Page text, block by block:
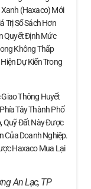
Xanh (Haxaco) Mới
Trị Sổ Sách Hơn
Quyết Định Mức
Không Thấp
Dự Kiến Trong
Thông Huyết
Tây Thành Phố
Quỹ Đất Này Được
Của Doanh Nghiệp.
Haxaco Mua Lại
An Lạc, TP